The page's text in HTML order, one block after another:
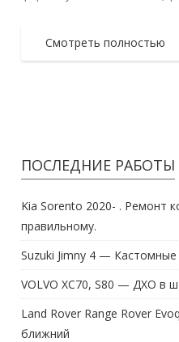
Смотреть полностью
ПОСЛЕДНИЕ РАБОТЫ
Kia Sorento 2020- . Ремонт
правильному.
Suzuki Jimny 4 —
VOLVO XC70, S80 — ДХО в
Land Rover Range Rover
ближний